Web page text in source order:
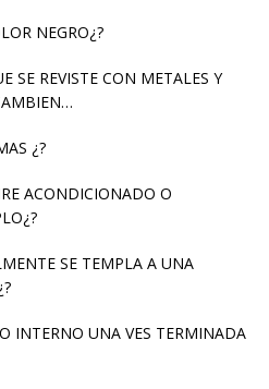
NEGRO¿?
SE REVISTE CON METALES Y
¿?
ACONDICIONADO O
SE TEMPLA A UNA
INTERNO UNA VES TERMINADA